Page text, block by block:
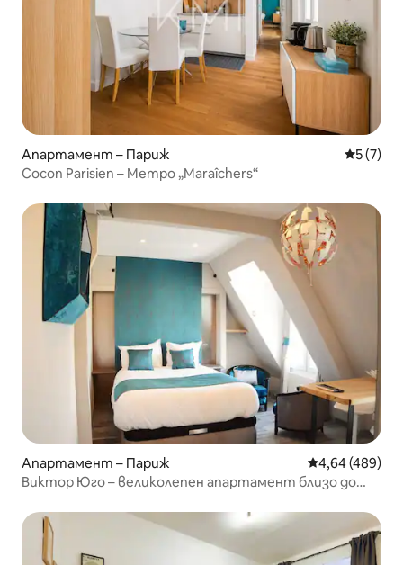
Апартамент – Париж Средна
5 (7)
Cocon Parisien – Метро „Maraîchers“
Апартамент – Париж Средна
4,64 (489)
Виктор Юго – великолепен апартамент близо до